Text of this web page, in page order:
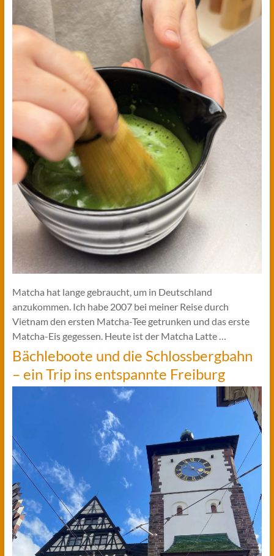
Matcha hat lange gebraucht, um in Deutschland
anzukommen. Ich habe 2007 bei meiner Reise durch
Vietnam den ersten Matcha-Tee getrunken und das erste
Matcha-Eis gegessen. Heute ist der Matcha Latte …
Bächleboote und die Schlossbergbahn
– ein Trip ins entspannte Freiburg